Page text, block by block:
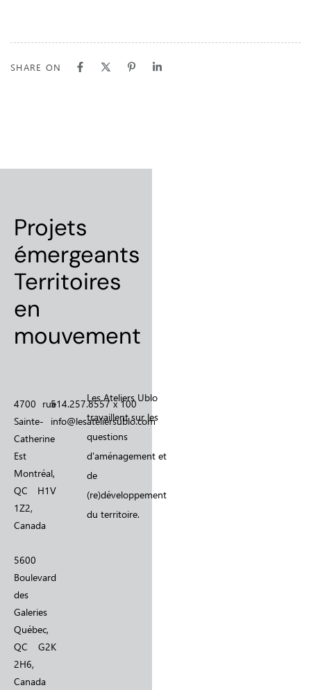
SHARE ON
Projets
émergeants
Territoires
en
mouvement
4700 rue
Sainte-
Catherine
Est
Montréal,
QC H1V
1Z2,
Canada
5600
Boulevard
des
Galeries
Québec,
QC G2K
2H6,
Canada
514.257.8557 x 100
info@lesateliersublo.com
Les Ateliers Ublo
travaillent sur les
questions
d'aménagement et
de
(re)développement
du territoire.